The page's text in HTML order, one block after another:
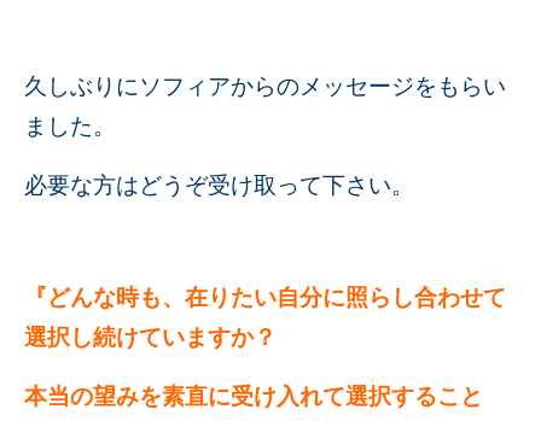
久しぶりにソフィアからのメッセージをもらい
ました。
必要な方はどうぞ受け取って下さい。
『どんな時も、在りたい自分に照らし合わせて
選択し続けていますか？
本当の望みを素直に受け入れて選択すること